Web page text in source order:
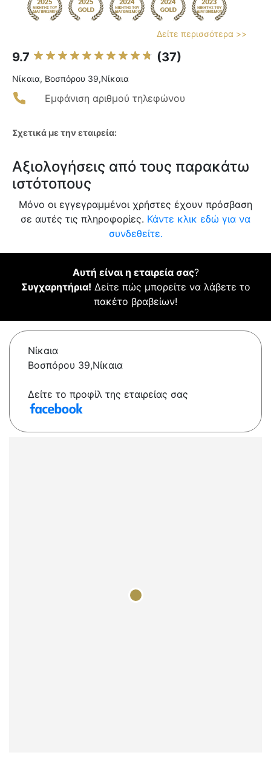
Δείτε περισσότερα >>
9.7 (37)
Νίκαια, Βοσπόρου 39,Νίκαια
Εμφάνιση αριθμού τηλεφώνου
Σχετικά με την εταιρεία:
Αξιολογήσεις από τους παρακάτω
ιστότοπους
Μόνο οι εγγεγραμμένοι χρήστες έχουν πρόσβαση
σε αυτές τις πληροφορίες. Κάντε κλικ εδώ για να
συνδεθείτε.
Αυτή είναι η εταιρεία σας?
Συγχαρητήρια! Δείτε πώς μπορείτε να λάβετε το
πακέτο βραβείων!
Νίκαια
Βοσπόρου 39,Νίκαια
Δείτε το προφίλ της εταιρείας σας